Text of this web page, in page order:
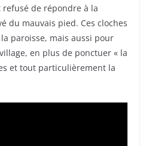
refusé de répondre à la
du mauvais pied. Ces cloches
paroisse, mais aussi pour
en plus de ponctuer « la
et tout particulièrement la